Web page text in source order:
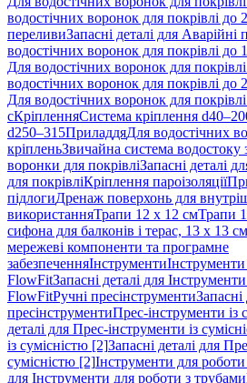
водостічних воронок для покрівлі до
переливиЗапасні деталі для Аварійні
водостічних воронок для покрівлі до
Для водостічних воронок для
водостічних воронок для покрівлі до
Для водостічних воронок для
сКріпленняСистема кріплення
d250–315ПриладдяДля водостічних
кріпленьЗвичайна система водостоку
воронки для покрівліЗапасні деталі
для покрівліКріплення пароізоляції
підлогиДренаж поверхонь для
використанняТрапи 12 x 12 смТрапи
сифона для балконів і терас, 13 x 13 см
мережеві компоненти та програмне
забезпеченняІнструменти
FlowFitЗапасні деталі для
FlowFitРучні пресінструментиЗапасні
пресінструментиПрес-інструменти із
деталі для Прес-інструменти із
із сумісністю [2]Запасні деталі для
сумісністю [2]Інструменти для
для Інструменти для роботи з трубами